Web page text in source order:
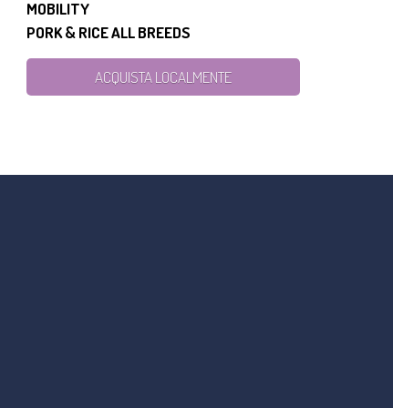
MOBILITY
PORK & RICE ALL BREEDS
ACQUISTA LOCALMENTE